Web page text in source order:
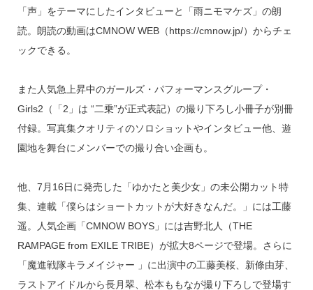
「声」をテーマにしたインタビューと「雨ニモマケズ」の朗
読。朗読の動画はCMNOW WEB（https://cmnow.jp/）からチェ
ックできる。
また人気急上昇中のガールズ・パフォーマンスグループ・
Girls2（「2」は “二乗”が正式表記）の撮り下ろし小冊子が別冊
付録。写真集クオリティのソロショットやインタビュー他、遊
園地を舞台にメンバーでの撮り合い企画も。
他、7月16日に発売した「ゆかたと美少女」の未公開カット特
集、連載「僕らはショートカットが大好きなんだ。」には工藤
遥。人気企画「CMNOW BOYS」には吉野北人（THE
RAMPAGE from EXILE TRIBE）が拡大8ページで登場。さらに
「魔進戦隊キラメイジャー 」に出演中の工藤美桜、新條由芽、
ラストアイドルから長月翠、松本ももなが撮り下ろしで登場す